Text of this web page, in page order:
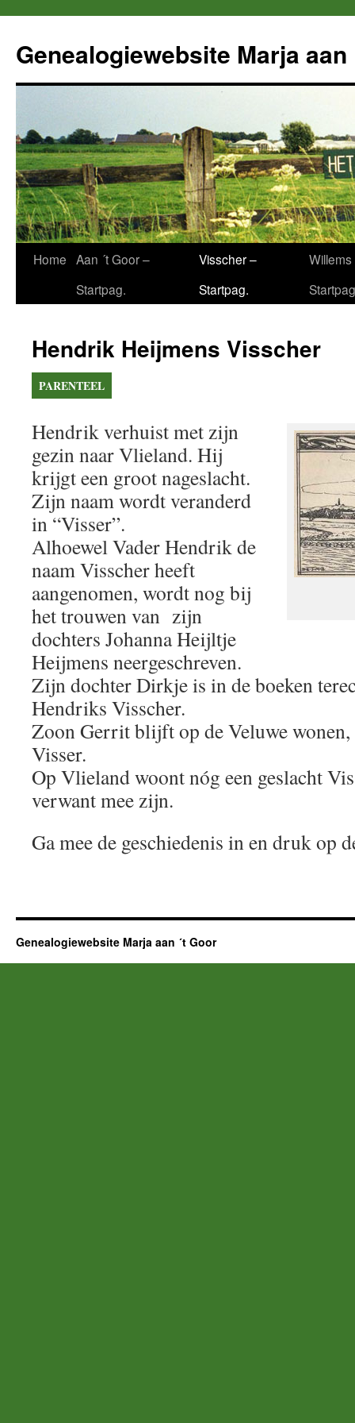
de
inhoud
Genealogiewebsite Marja aan
Home Aan ´t Goor –
Startpag.
Visscher –
Startpag.
Hendrik Heijmens Visscher
PARENTEEL
Hendrik verhuist met zijn
gezin naar Vlieland. Hij
krijgt een groot nageslacht.
Zijn naam wordt veranderd
in “Visser”.
Alhoewel Vader Hendrik de
naam Visscher heeft
aangenomen, wordt nog bij
het trouwen van zijn
dochters Johanna Heijltje
Heijmens neergeschreven.
Zijn dochter Dirkje is in de boeken
Hendriks Visscher.
Zoon Gerrit blijft op de Veluwe wonen,
Visser.
Op Vlieland woont nóg een geslacht
verwant mee zijn.
Ga mee de geschiedenis in en druk op
Genealogiewebsite Marja aan ´t Goor